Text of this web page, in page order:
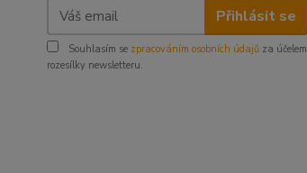
Přihlásit se
Souhlasím se zpracováním osobních údajů za účelem
rozesílky newsletteru.